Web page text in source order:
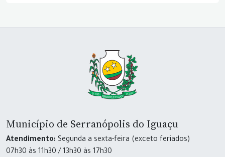
Município de Serranópolis do Iguaçu
Atendimento: Segunda a sexta-feira (exceto feriados)
07h30 às 11h30 / 13h30 às 17h30